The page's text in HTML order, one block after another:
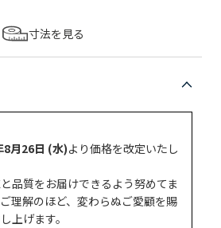
寸法を見る
8月26日 (水)より価格を改定いたし
品質をお届けできるよう努めてま
理解のほど、変わらぬご愛顧を賜
上げます。